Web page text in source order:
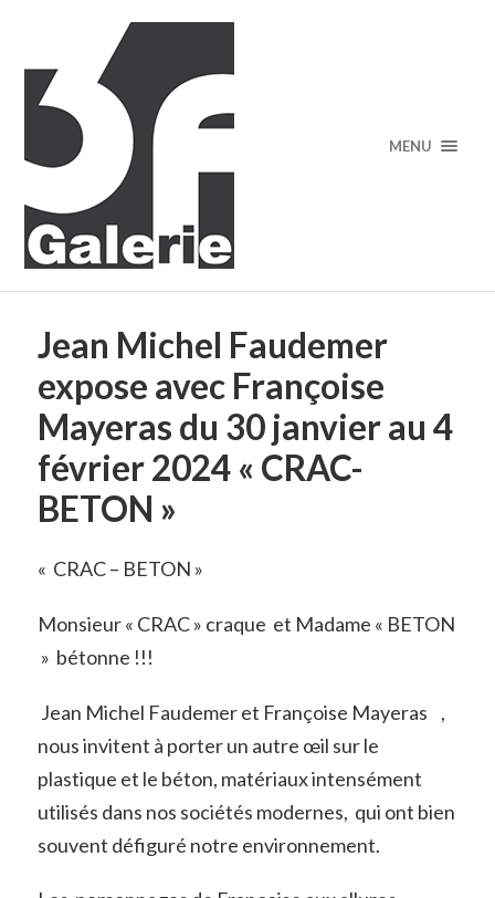
MENU
Jean Michel Faudemer
expose avec Françoise
Mayeras du 30 janvier au 4
février 2024 « CRAC-
BETON »
« CRAC – BETON »
Monsieur « CRAC » craque et Madame « BETON
» bétonne !!!
Jean Michel Faudemer et Françoise Mayeras ,
nous invitent à porter un autre œil sur le
plastique et le béton, matériaux intensément
utilisés dans nos sociétés modernes, qui ont bien
souvent défiguré notre environnement.